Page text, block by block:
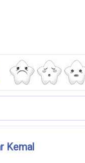
Kemal